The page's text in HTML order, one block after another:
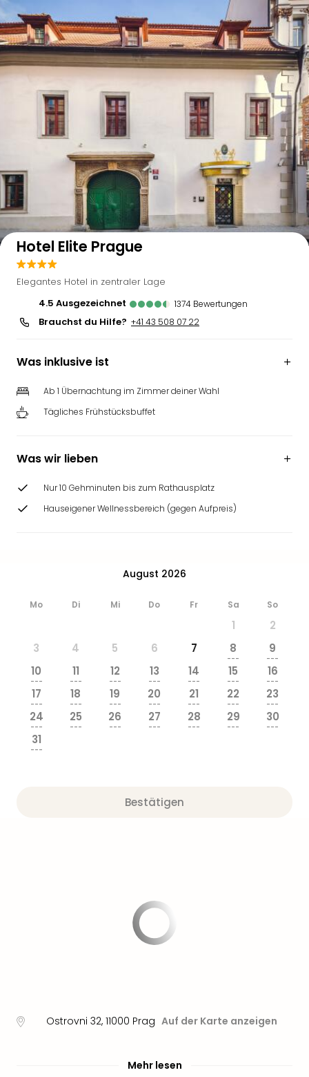
Auf der Karte anzeigen
Hotel Elite Prague
Elegantes Hotel in zentraler Lage
4.5
ausgezeichnet 1374 Bewertungen
Brauchst du Hilfe? +41 43 508 07 22
Was inklusive ist
Ab 1 Übernachtung im Zimmer deiner Wahl
Tägliches Frühstücksbuffet
Was wir lieben
Nur 10 Gehminuten bis zum Rathausplatz
Hauseigener Wellnessbereich (gegen Aufpreis)
August 2026
Mo Di Mi Do Fr Sa So
1
2
3
4 5 6 7 8
---
9
---
10
---
11
---
12
---
13
---
14
---
15
---
16
---
17
---
18
---
19
---
20
---
21
---
22
---
23
---
24
---
25
---
26
---
27
---
28
---
29
---
30
---
31
---
Bestätigen
Ostrovni 32, 11000 Prag Auf der Karte anzeigen
Mehr lesen